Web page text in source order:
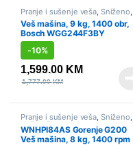
Pranje i sušenje veša Sniženo
Veš mašine
Veš mašina, 9 kg, 1400 obr,
Bosch WGG244F3BY
-10%
1,599.00 KM
1,777.00KM
Pranje i sušenje veša, Sniženo,
Veš mašine
WNHPI84AS Gorenje G200
Veš mašina, 8 kg, 1400 rpm